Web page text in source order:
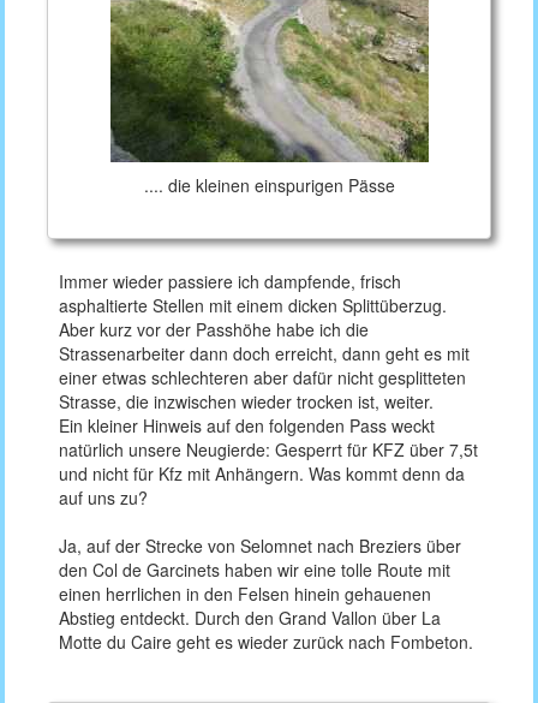
.... die kleinen einspurigen Pässe
Immer wieder passiere ich dampfende, frisch
asphaltierte Stellen mit einem dicken Splittüberzug.
Aber kurz vor der Passhöhe habe ich die
Strassenarbeiter dann doch erreicht, dann geht es mit
einer etwas schlechteren aber dafür nicht gesplitteten
Strasse, die inzwischen wieder trocken ist, weiter.
Ein kleiner Hinweis auf den folgenden Pass weckt
natürlich unsere Neugierde: Gesperrt für KFZ über 7,5t
und nicht für Kfz mit Anhängern. Was kommt denn da
auf uns zu?
Ja, auf der Strecke von Selomnet nach Breziers über
den Col de Garcinets haben wir eine tolle Route mit
einen herrlichen in den Felsen hinein gehauenen
Abstieg entdeckt. Durch den Grand Vallon über La
Motte du Caire geht es wieder zurück nach Fombeton.